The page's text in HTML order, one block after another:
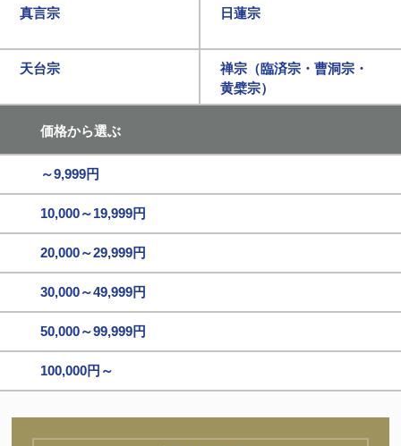
真言宗 日蓮宗
天台宗
禅宗（臨済宗・曹洞宗・
黄檗宗）
価格から選ぶ
～9,999円
10,000～19,999円
20,000～29,999円
30,000～49,999円
50,000～99,999円
100,000円～